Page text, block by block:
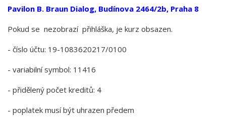
Pavilon B. Braun Dialog, Budínova 2464/2b, Praha 8
Pokud se nezobrazí přihláška, je kurz obsazen.
- číslo účtu: 19-1083620217/0100
- variabilní symbol: 11416
- přidělený počet kreditů: 4
- poplatek musí být uhrazen předem